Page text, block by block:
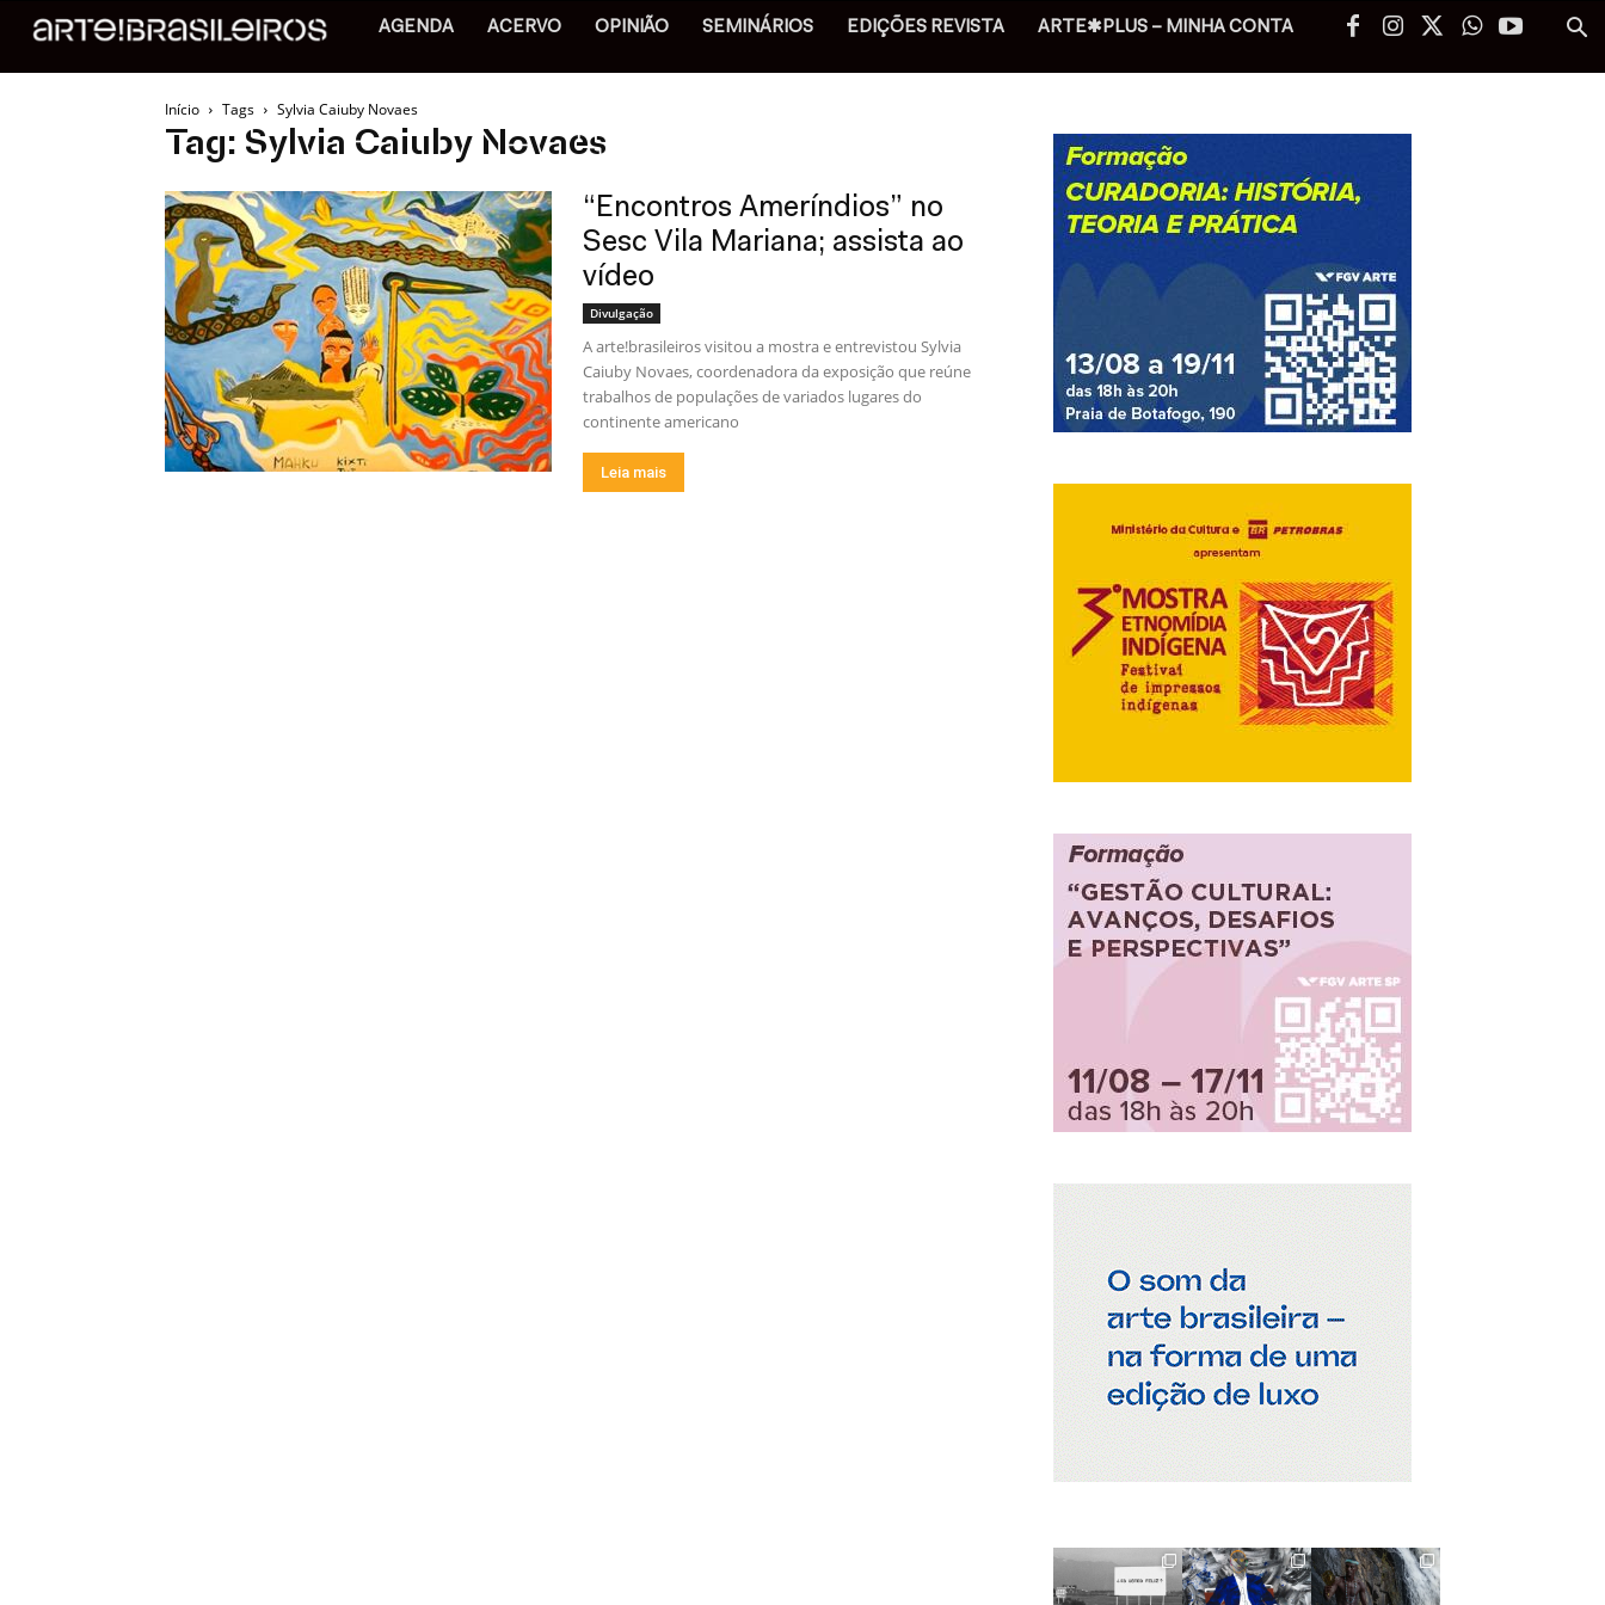
AGENDA ACERVO OPINIÃO SEMINÁRIOS EDIÇÕES REVISTA ARTE✱PLUS – MINHA CONTA
Início Tags Sylvia Caiuby Novaes
Tag: Sylvia Caiuby Novaes
“Encontros Ameríndios” no
Sesc Vila Mariana; assista ao
vídeo
Divulgação
A arte!brasileiros visitou a mostra e entrevistou Sylvia
Caiuby Novaes, coordenadora da exposição que reúne
trabalhos de populações de variados lugares do
continente americano
Leia mais